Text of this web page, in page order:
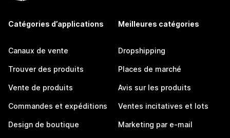
Catégories d’applications
Canaux de vente
Trouver des produits
Vente de produits
Commandes et expéditions
Design de boutique
Meilleures catégories
Dropshipping
Places de marché
Avis sur les produits
Ventes incitatives et lots
Marketing par e-mail